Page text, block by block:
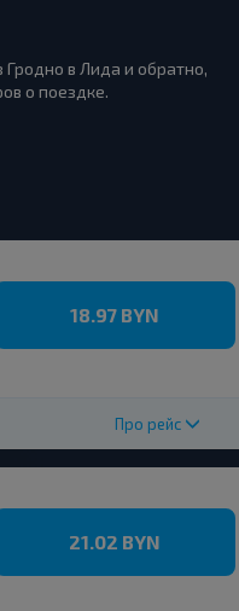
Гродно в Лида и обратно,
о поездке.
18.97 BYN
Про рейс
21.02 BYN